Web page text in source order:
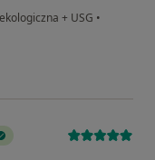
+ USG •